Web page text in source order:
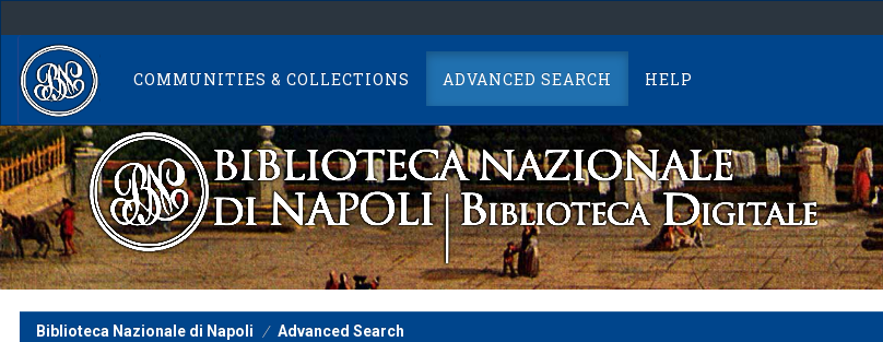
navigation
COMMUNITIES & COLLECTIONS ADVANCED SEARCH HELP
Biblioteca Nazionale di Napoli Advanced Search